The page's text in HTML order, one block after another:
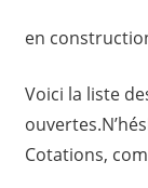
en
Voici la liste
Cotations,